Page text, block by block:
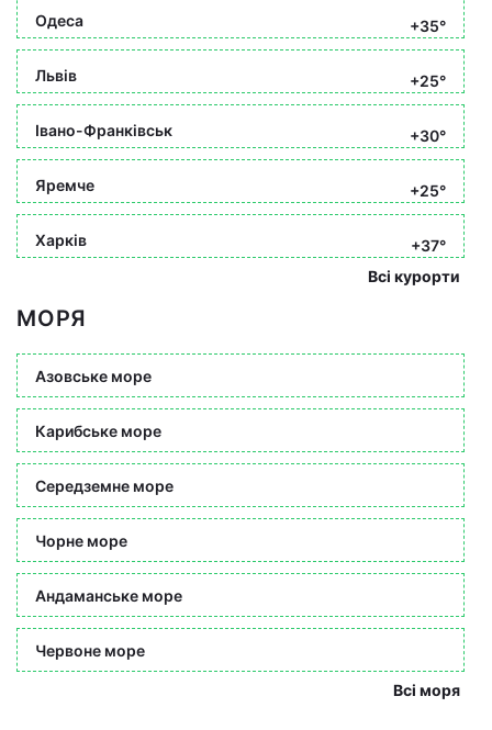
Одеса +35°
Львів +25°
Івано-Франківськ +30°
Яремче +25°
Харків
+37°
Всі курорти
МОРЯ
Азовське море
Карибське море
Середземне море
Чорне море
Андаманське море
Червоне море
Всі моря